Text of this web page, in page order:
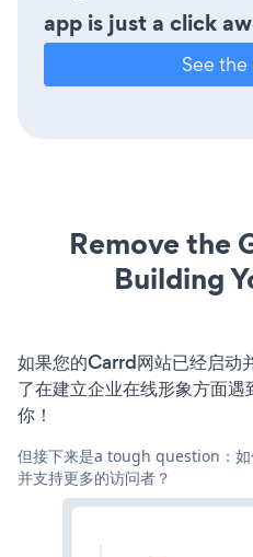
app is just a click
See
Remove the
Building
如果您的Carrd网站已经启动
了在建立企业在线形象方面
你！
但接下来是a tough question：
并支持更多的访问者？